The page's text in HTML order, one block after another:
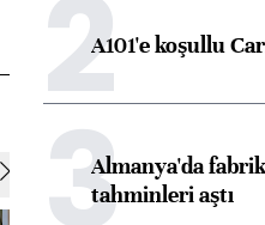
2A101'e koşullu
3Almanya'da
tahminleri aştı